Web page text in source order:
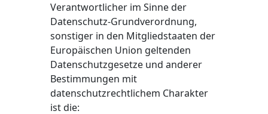
Verantwortlicher im Sinne der
Datenschutz-Grundverordnung,
sonstiger in den Mitgliedstaaten der
Europäischen Union geltenden
Datenschutzgesetze und anderer
Bestimmungen mit
datenschutzrechtlichem Charakter
ist die: